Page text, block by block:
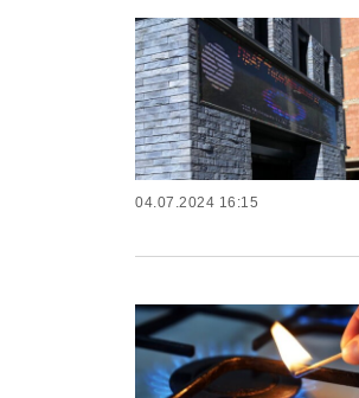
04.07.2024 16:15